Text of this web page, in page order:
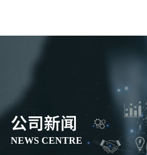
公司新闻
NEWS CENTRE